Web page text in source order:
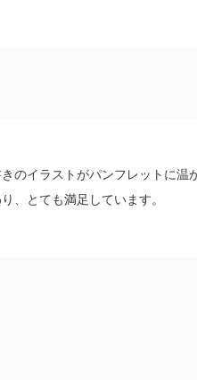
のイラストがパンフレットに温
、とても満足しています。